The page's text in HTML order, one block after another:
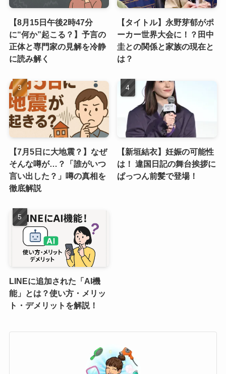
【8月15日午後2時47分
に“何か”起こる？】予言の
正体と専門家の見解を冷静
に読み解く
【タイトル】永野芽郁がポ
ーカー世界大会に！？田中
圭との関係と家族の現在と
は？
【7月5日に大地震？】なぜ
そんな噂が…？「誰がいつ
言い出した？」噂の真相を
徹底解説
【新垣結衣】妊娠の可能性
は！ 違国日記の舞台挨拶に
ぱっつん前髪で登場！
LINEに追加された「AI機
能」とは？使い方・メリッ
ト・デメリットを解説！